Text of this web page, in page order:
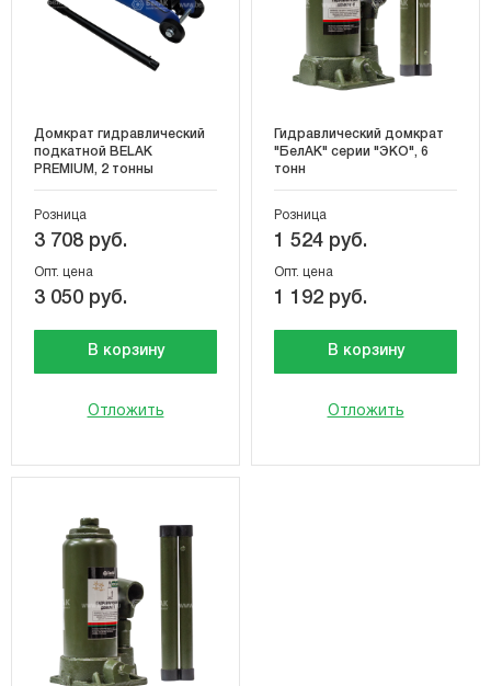
Домкрат гидравлический
подкатной BELAK
PREMIUM, 2 тонны
Розница
3 708 руб.
Опт. цена
3 050 руб.
В корзину
Отложить
Гидравлический домкрат
"БелАК" серии "ЭКО", 6
тонн
Розница
1 524 руб.
Опт. цена
1 192 руб.
В корзину
Отложить